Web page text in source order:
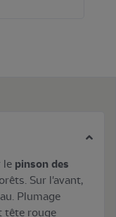
le pinson des
Sur l'avant,
Plumage
tête rouge